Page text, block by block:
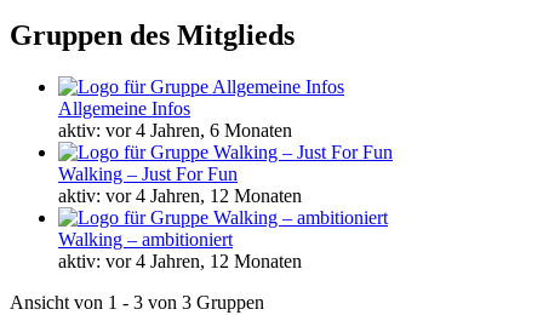
Gruppen des Mitglieds
Allgemeine Infos
aktiv: vor 4 Jahren, 6 Monaten
Walking – Just For Fun
aktiv: vor 4 Jahren, 12 Monaten
Walking – ambitioniert
aktiv: vor 4 Jahren, 12 Monaten
Ansicht von 1 - 3 von 3 Gruppen